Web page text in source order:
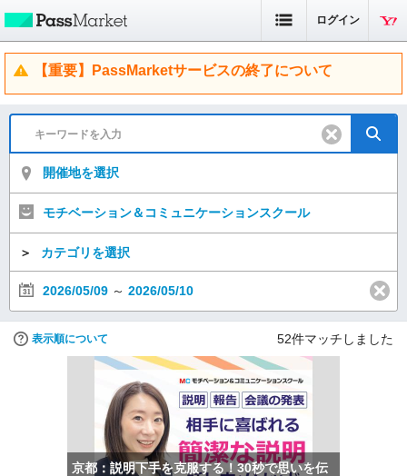
ログイン
【重要】PassMarketサービスの終了について
開催地を選択
モチベーション＆コミュニケーションスクール
＞ カテゴリを選択
2026/05/09 ～ 2026/05/10
表示順について 52件マッチしました
京都：説明下手を克服する！30秒で思いを伝